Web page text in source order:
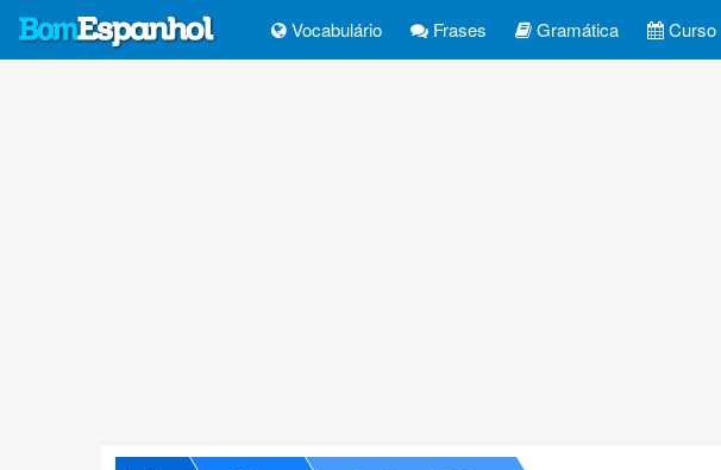
Vocabulário Frases Gramática Curso